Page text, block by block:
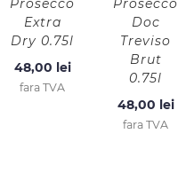
Prosecco
Extra
Dry 0.75l
48,00 lei
fara TVA
Prosecco
Doc
Treviso
Brut
0.75l
48,00 lei
fara TVA